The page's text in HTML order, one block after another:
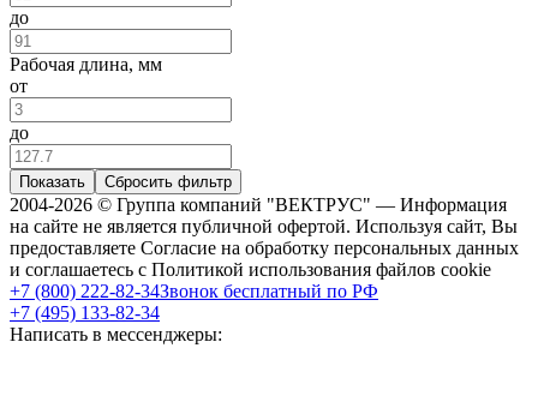
до
Рабочая длина, мм
от
до
Показать Сбросить фильтр
2004-2026 © Группа компаний "ВЕКТРУС" — Информация
на сайте не является публичной офертой. Используя сайт, Вы
предоставляете Согласие на обработку персональных данных
и соглашаетесь с Политикой использования файлов cookie
+7 (800) 222-82-34Звонок бесплатный по РФ
+7 (495) 133-82-34
Написать в мессенджеры: